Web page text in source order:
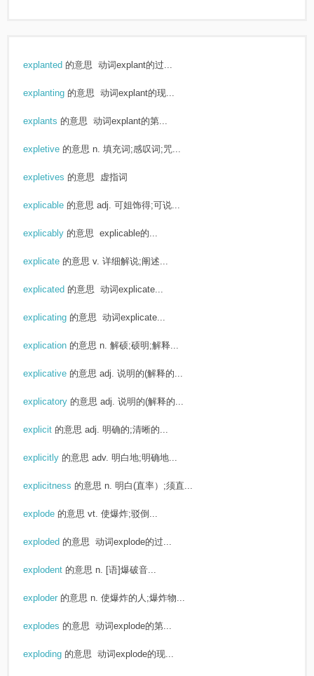
explanted 的意思 动词explant的过...
explanting 的意思 动词explant的现...
explants 的意思 动词explant的第...
expletive 的意思 n. 填充词;感叹词;咒...
expletives 的意思 虚指词
explicable 的意思 adj. 可姐饰得;可说...
explicably 的意思 explicable的...
explicate 的意思 v. 详细解说;阐述...
explicated 的意思 动词explicate...
explicating 的意思 动词explicate...
explication 的意思 n. 解硕;硕明;解释...
explicative 的意思 adj. 说明的(解释的...
explicatory 的意思 adj. 说明的(解释的...
explicit 的意思 adj. 明确的;清晰的...
explicitly 的意思 adv. 明白地;明确地...
explicitness 的意思 n. 明白(直率）;须直...
explode 的意思 vt. 使爆炸;驳倒...
exploded 的意思 动词explode的过...
explodent 的意思 n. [语]爆破音...
exploder 的意思 n. 使爆炸的人;爆炸物...
explodes 的意思 动词explode的第...
exploding 的意思 动词explode的现...